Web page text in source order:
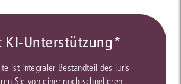
KI-Unterstützung*
ist integraler Bestandteil des juris
Sie von einer noch schnelleren